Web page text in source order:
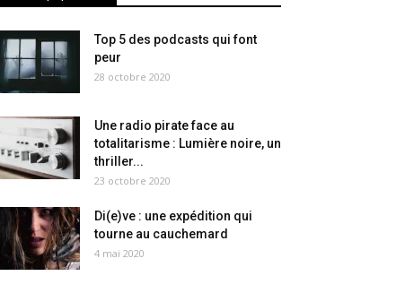
Top 5 des podcasts qui font
peur
28 octobre 2020
Une radio pirate face au
totalitarisme : Lumière noire, un
thriller...
23 octobre 2020
Di(e)ve : une expédition qui
tourne au cauchemard
4 mai 2020